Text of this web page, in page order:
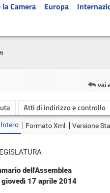
Camera Europa
vai
Atti di indirizzo e controllo
Formato Xml Versione
dell'Assemblea
17 aprile 2014